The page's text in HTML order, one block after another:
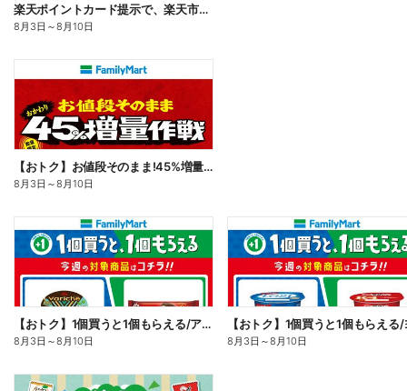
楽天ポイントカード提示で、楽天市場でのお買い物がおトクに!
8月3日 ～8月10日
【おトク】お値段そのまま!45%増量作戦!
8月3日 ～8月10日
【おトク】1個買うと1個もらえる/アイス
8月3日 ～8月10日 8月3日 ～8月10日